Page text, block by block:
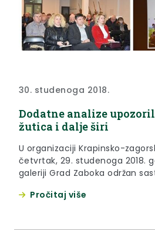
30. studenoga 2018.
Dodatne analize
žutica i dalje širi
U organizaciji Krapinsko-
četvrtak, 29. studenoga 2018.
galeriji Grad Zaboka održan
žutice u vinogradima na
Pročitaj više